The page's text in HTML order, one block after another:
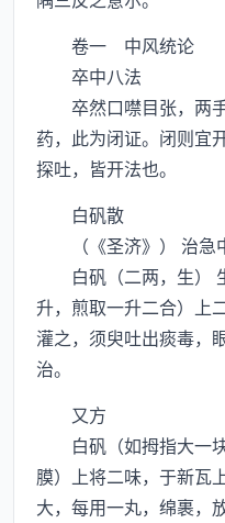
卷一 中风统论
卒中八法
卒然口噤目张，两
药，此为闭证。闭则宜
探吐，皆开法也。
白矾散
（《圣济》） 治急
白矾（二两，生）
升，煎取一升二合）上
灌之，须臾吐出痰毒，
治。
又方
白矾（如拇指大一块
膜）上将二味，于新瓦
大，每用一丸，绵裹，